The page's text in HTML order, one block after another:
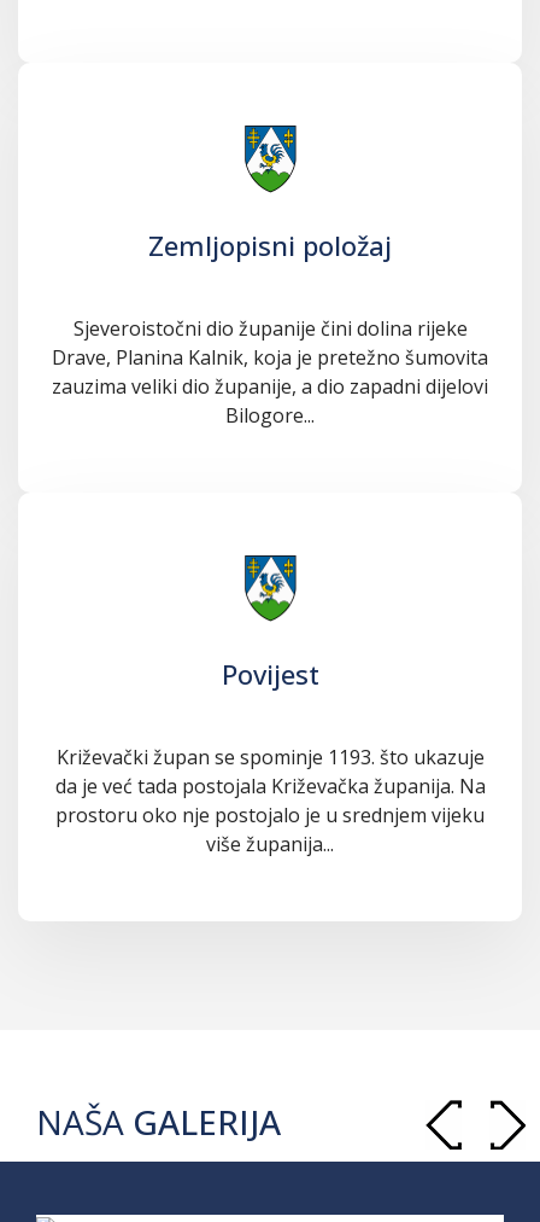
Zemljopisni položaj
Sjeveroistočni dio županije čini dolina rijeke
Drave, Planina Kalnik, koja je pretežno šumovita
zauzima veliki dio županije, a dio zapadni dijelovi
Bilogore...
Povijest
Križevački župan se spominje 1193. što ukazuje
da je već tada postojala Križevačka županija. Na
prostoru oko nje postojalo je u srednjem vijeku
više županija...
NAŠA GALERIJA